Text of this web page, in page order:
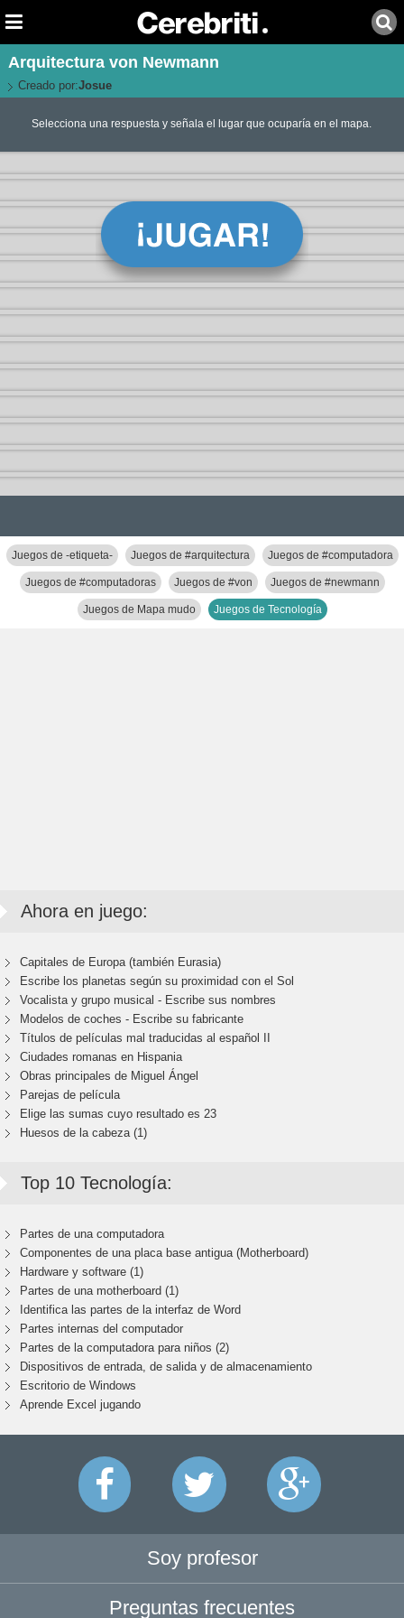
Arquitectura von Newmann
Creado por:Josue
Selecciona una respuesta y señala el lugar que ocuparía en el mapa.
Juegos de -etiqueta- Juegos de #arquitectura Juegos de #computadora
Juegos de #computadoras Juegos de #von Juegos de #newmann
Juegos de Mapa mudo Juegos de Tecnología
Ahora en juego:
Capitales de Europa (también Eurasia)
Escribe los planetas según su proximidad con el Sol
Vocalista y grupo musical - Escribe sus nombres
Modelos de coches - Escribe su fabricante
Títulos de películas mal traducidas al español II
Ciudades romanas en Hispania
Obras principales de Miguel Ángel
Parejas de película
Elige las sumas cuyo resultado es 23
Huesos de la cabeza (1)
Top 10 Tecnología:
Partes de una computadora
Componentes de una placa base antigua (Motherboard)
Hardware y software (1)
Partes de una motherboard (1)
Identifica las partes de la interfaz de Word
Partes internas del computador
Partes de la computadora para niños (2)
Dispositivos de entrada, de salida y de almacenamiento
Escritorio de Windows
Aprende Excel jugando
Soy profesor
Preguntas frecuentes